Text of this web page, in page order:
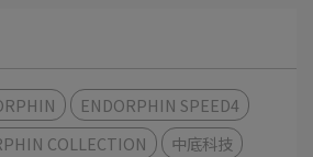
ENDORPHIN SPEED4
COLLECTION
中底科技